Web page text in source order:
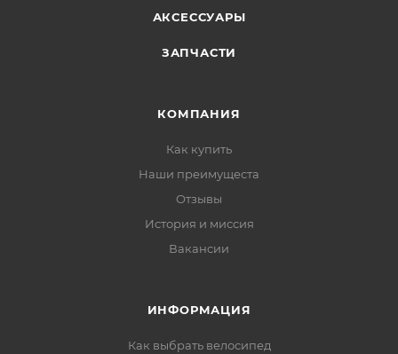
АКСЕССУАРЫ
ЗАПЧАСТИ
КОМПАНИЯ
Как купить
Наши преимущеста
Отзывы
История и миссия
Вакансии
ИНФОРМАЦИЯ
Как выбрать велосипед